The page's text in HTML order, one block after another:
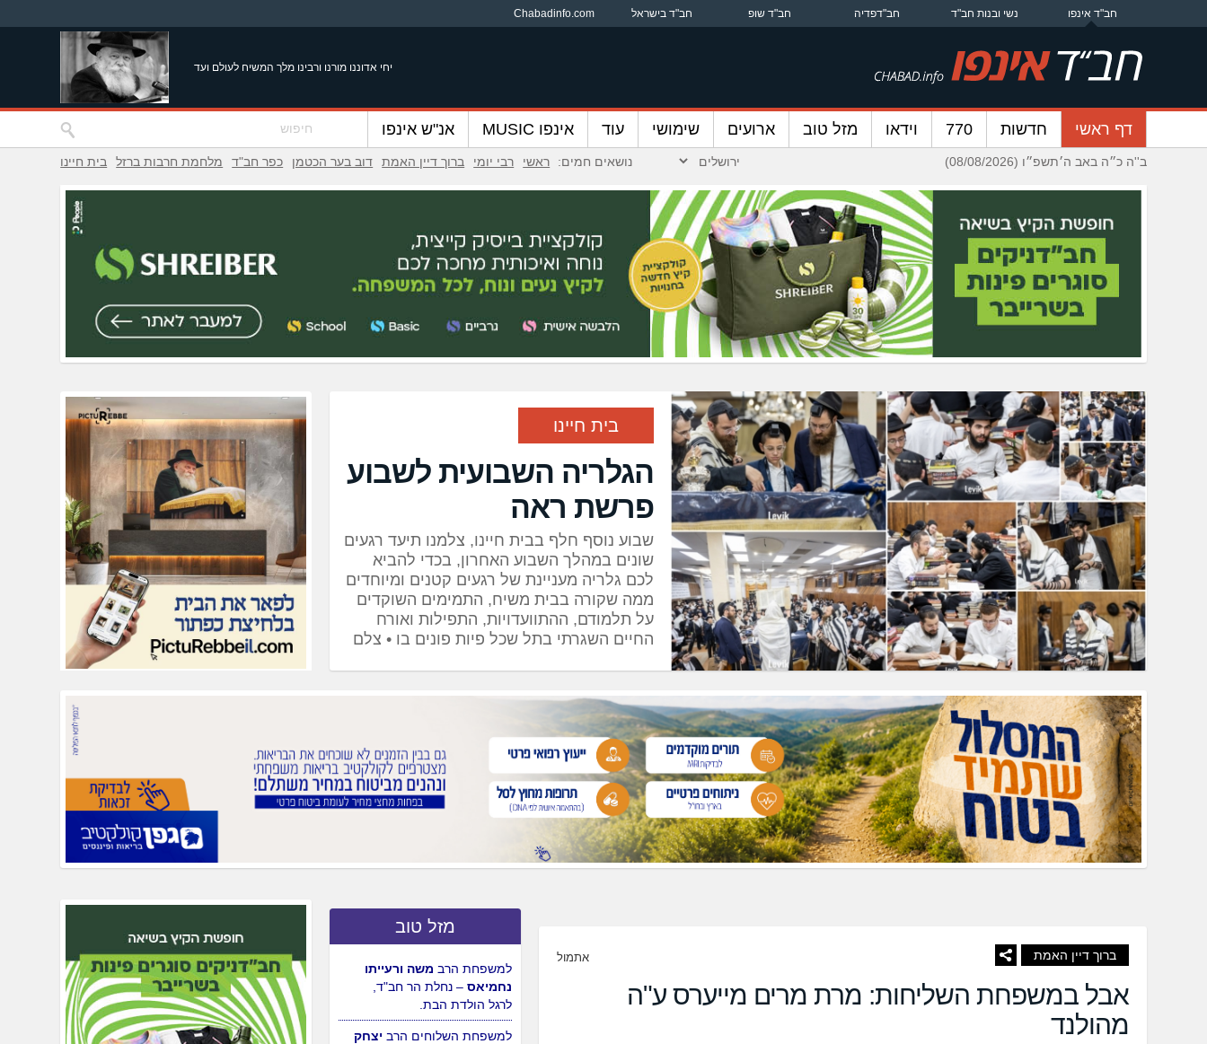
חב"ד אינפו נשי ובנות חב"ד חב"דפדיה חב"ד שופ חב"ד בישראל Chabadinfo.com
יחי אדוננו מורנו ורבינו מלך המשיח לעולם ועד
דף ראשי חדשות 770 וידאו מזל טוב ארועים שימושי עוד אינפו MUSIC אנ"ש אינפו
ב''ה כ״ה באב ה׳תשפ״ו (08/08/2026) נושאים חמים: ראשי רבי יומי ברוך דיין האמת דוב בער הכטמן כפר חב"ד מלחמת חרבות ברזל בית חיינו
בית חיינו
הגלריה השבועית לשבוע
פרשת ראה
שבוע נוסף חלף בבית חיינו, צלמנו תיעד רגעים
שונים במהלך השבוע האחרון, בכדי להביא
לכם גלריה מעניינת של רגעים קטנים ומיוחדים
ממה שקורה בבית משיח, התמימים השוקדים
על תלמודם, ההתוועדויות, התפילות ואורח
החיים השגרתי בתל שכל פיות פונים בו • צלם
ברוך דיין האמת אתמול
אבל במשפחת השליחות: מרת מרים מייערס ע"ה
מהולנד
מזל טוב
למשפחת הרב
– רמלה, לבוא הבן הת'
מנחם מענדל
דהן– ירושלים.
למשפחת הרבמשה ורעייתו